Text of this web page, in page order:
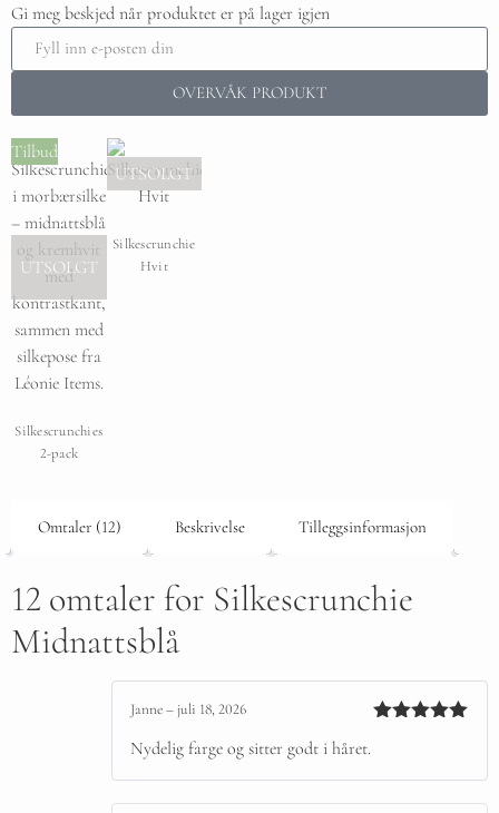
Gi meg beskjed når produktet er på lager igjen
OVERVÅK PRODUKT
Tilbud
UTSOLGT
Silkescrunchies
2-pack
UTSOLGT
Silkescrunchie
Hvit
Omtaler (12) Beskrivelse Tilleggsinformasjon
12 omtaler for Silkescrunchie
Midnattsblå
Janne–juli 18, 2026
Nydelig farge og sitter godt i håret.